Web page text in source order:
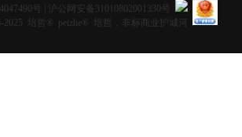
号
沪公网安备31010802001330号
2025 培哲® peizhe® 培哲，非标商业护城河